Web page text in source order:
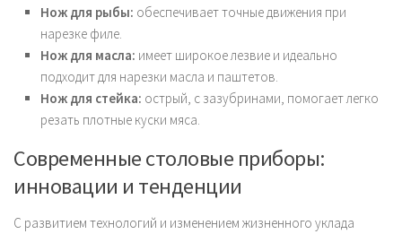
Нож для рыбы: обеспечивает точные движения при
нарезке филе.
Нож для масла: имеет широкое лезвие и идеально
подходит для нарезки масла и паштетов.
Нож для стейка: острый, с зазубринами, помогает легко
резать плотные куски мяса.
Современные столовые приборы:
инновации и тенденции
С развитием технологий и изменением жизненного уклада